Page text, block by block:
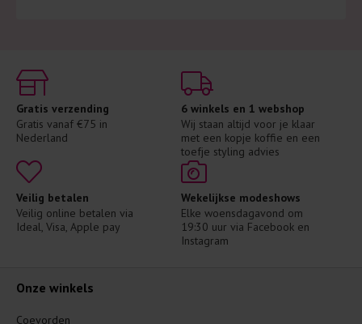
Gratis verzending
Gratis vanaf €75 in
Nederland
6 winkels en 1 webshop
Wij staan altijd voor je klaar
met een kopje koffie en een
toefje styling advies
Veilig betalen
Veilig online betalen via
Ideal, Visa, Apple pay
Wekelijkse modeshows
Elke woensdagavond om
19:30 uur via Facebook en
Instagram
Onze winkels
Coevorden